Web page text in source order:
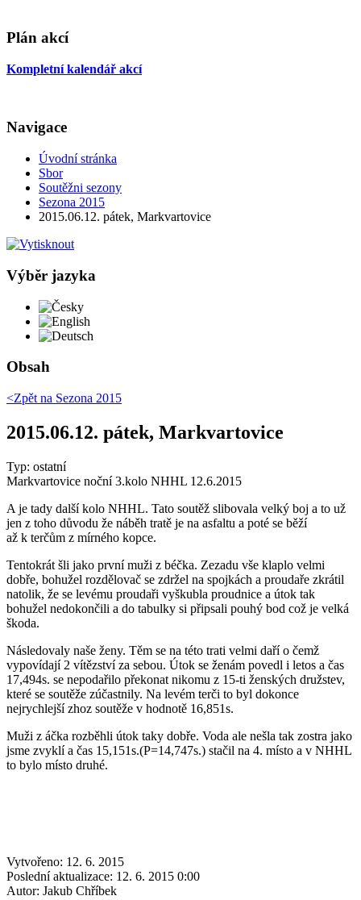
Plán akcí
Kompletní kalendář akcí
Navigace
Úvodní stránka
Sbor
Soutěžni sezony
Sezona 2015
2015.06.12. pátek, Markvartovice
Výběr jazyka
Česky
Obsah
<Zpět na Sezona 2015
2015.06.12. pátek, Markvartovice
Typ: ostatní
Markvartovice noční 3.kolo NHHL 12.6.2015
A je tady další kolo NHHL. Tato soutěž slibovala velký boj a to už
jen z toho důvodu že náběh tratě je na asfaltu a poté se běží
až k terčům z mírného kopce.
Tentokrát šli jako první muži z béčka. Zezadu vše klaplo velmi
dobře, bohužel rozdělovač se zdržel na spojkách a proudaře zkrátil
natolik, že se levému proudaři vyškubla proudnice a útok tak
bohužel nedokončili a do tabulky si připsali pouhý bod což je velká
škoda.
Následovaly naše ženy. Těm se na této trati velmi daří o čemž
vypovídají 2 vítězství za sebou. Útok se ženám povedl i letos a čas
17,494s. se nepodařilo překonat nikomu z 15-ti ženských družstev,
které se soutěže zúčastnily. Na levém terči to byl dokonce
nejrychlejší zhoz soutěže v hodnotě 16,851s.
Muži z áčka rozběhli útok taky dobře. Voda ale nešla tak zostra jako
jsme zvyklí a čas 15,151s.(P=14,747s.) stačil na 4. místo a v NHHL
to bylo místo druhé.
Vytvořeno: 12. 6. 2015
Poslední aktualizace: 12. 6. 2015 0:00
Autor: Jakub Chříbek